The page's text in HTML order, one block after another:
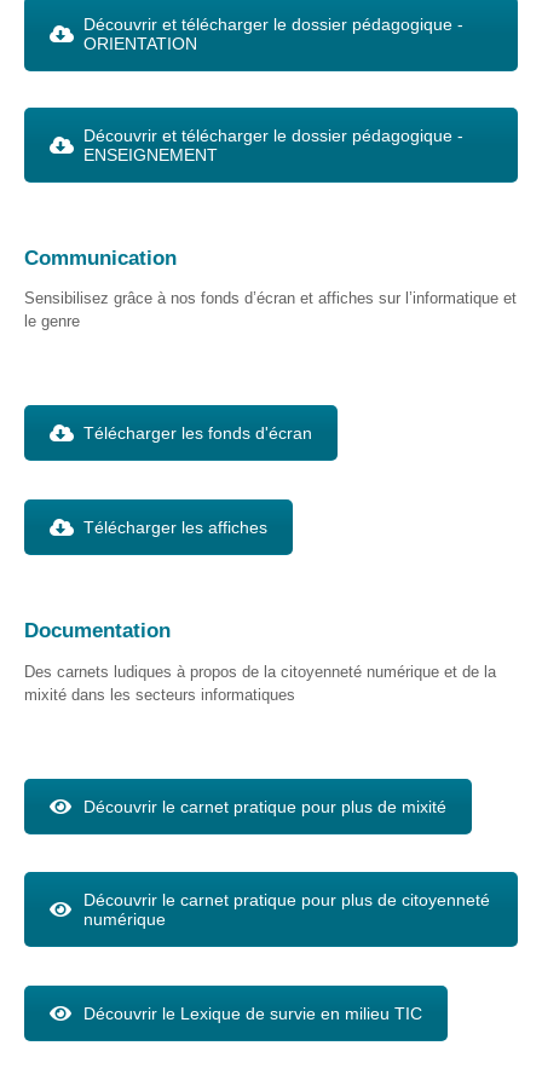
Découvrir et télécharger le dossier pédagogique -
ORIENTATION
Découvrir et télécharger le dossier pédagogique -
ENSEIGNEMENT
Communication
Sensibilisez grâce à nos fonds d’écran et affiches sur l’informatique et
le genre
Télécharger les fonds d'écran
Télécharger les affiches
Documentation
Des carnets ludiques à propos de la citoyenneté numérique et de la
mixité dans les secteurs informatiques
Découvrir le carnet pratique pour plus de mixité
Découvrir le carnet pratique pour plus de citoyenneté
numérique
Découvrir le Lexique de survie en milieu TIC